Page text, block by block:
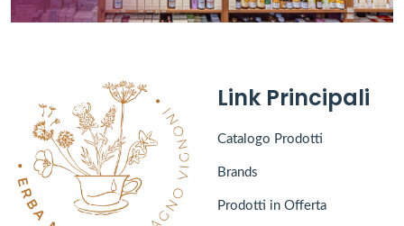
Link Principali
Catalogo Prodotti
Brands
Prodotti in Offerta